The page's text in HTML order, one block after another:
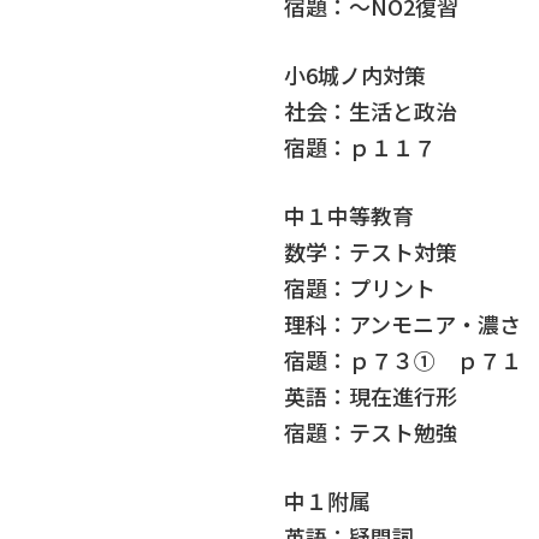
小6城ノ内対策
社会：生活と政治
宿題：ｐ１１７
中１中等教育
数学：テスト対策
宿題：プリント
理科：アンモニア・濃さ
宿題：ｐ７３① ｐ７
英語：現在進行形
宿題：テスト勉強
中１附属